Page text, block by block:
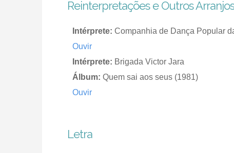
Reinterpretações e Outros Arranjos
Intérprete: Companhia de Dança Popular
Ouvir
Intérprete: Brigada Victor Jara
Álbum: Quem sai aos seus (1981)
Ouvir
Letra